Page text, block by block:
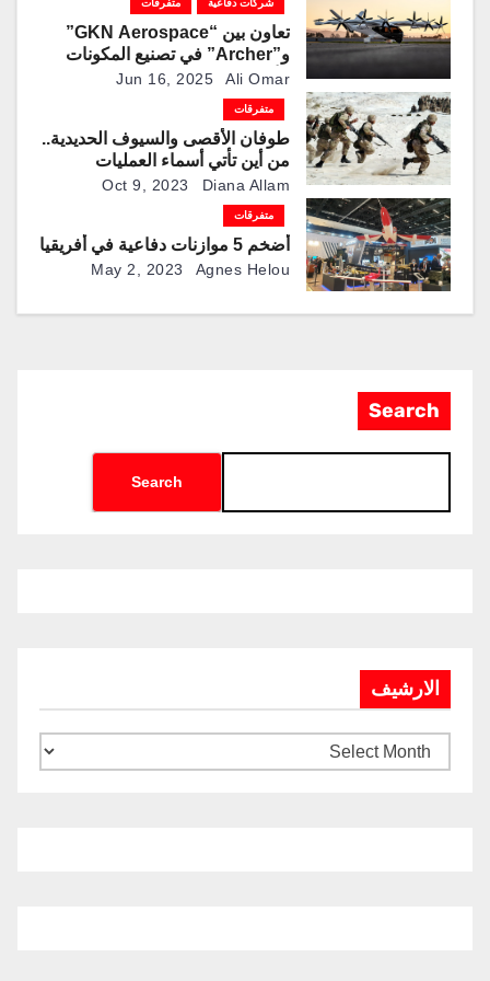
شركات دفاعية متفرقات
تعاون بين “GKN Aerospace”
و”Archer” في تصنيع المكونات
الأساسية لهيكل طائرة
“Midnight”في بريطانيا
Jun 16, 2025 Ali Omar
متفرقات
طوفان الأقصى والسيوف الحديدية..
من أين تأتي أسماء العمليات
العسكرية وما سرها؟Oct 9, 2023 Diana Allam
متفرقات
أضخم 5 موازنات دفاعية في أفريقيا
May 2, 2023 Agnes Helou
Search
Search
الارشيف